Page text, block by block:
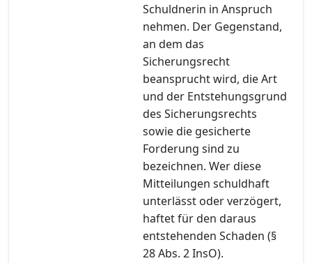
Schuldnerin in Anspruch
nehmen. Der Gegenstand,
an dem das
Sicherungsrecht
beansprucht wird, die Art
und der Entstehungsgrund
des Sicherungsrechts
sowie die gesicherte
Forderung sind zu
bezeichnen. Wer diese
Mitteilungen schuldhaft
unterlässt oder verzögert,
haftet für den daraus
entstehenden Schaden (§
28 Abs. 2 InsO).